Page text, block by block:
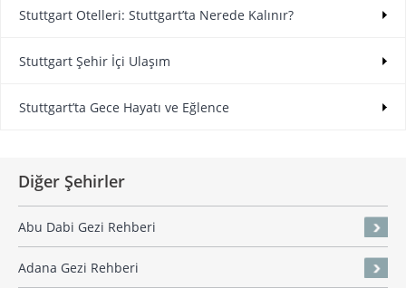
Stuttgart Otelleri: Stuttgart’ta Nerede Kalınır?
Stuttgart Şehir İçi Ulaşım
Stuttgart’ta Gece Hayatı ve Eğlence
Diğer Şehirler
Abu Dabi Gezi Rehberi
Adana Gezi Rehberi